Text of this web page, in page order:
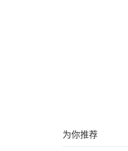
为你推荐